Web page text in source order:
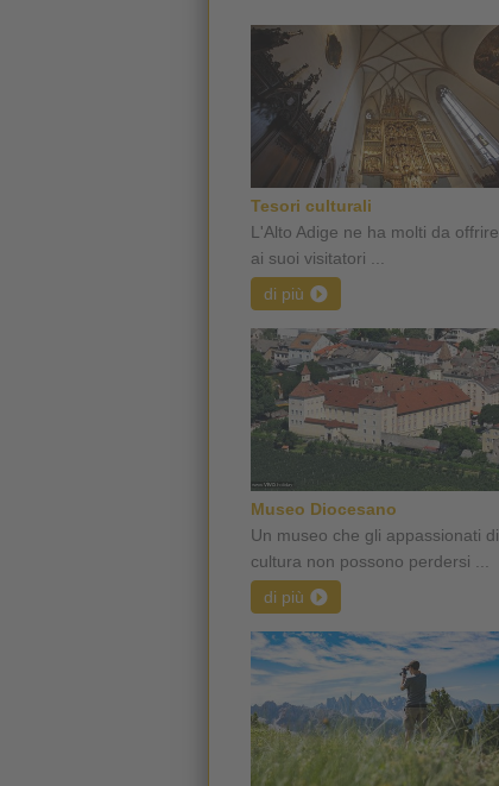
Tesori culturali
L'Alto Adige ne ha molti da offrire
ai suoi visitatori ...
di più
Museo Diocesano
Un museo che gli appassionati di
cultura non possono perdersi ...
di più